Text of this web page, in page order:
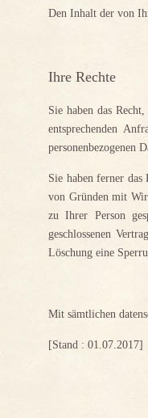
Den Inhalt der von
Ihre Rechte
Sie haben das
entsprechenden
personenbezogenen
Sie haben ferner
von Gründen mit
zu Ihrer Person
geschlossenen
Löschung eine
Mit sämtlichen
[Stand : 01.07.2017]